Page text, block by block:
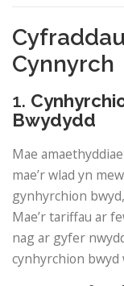
Cynnyrch
1.
Bwydydd
Mae
mae’r wlad yn
gynhyrchion
Mae’r tariffau ar
nag ar gyfer
cynhyrchion bwyd